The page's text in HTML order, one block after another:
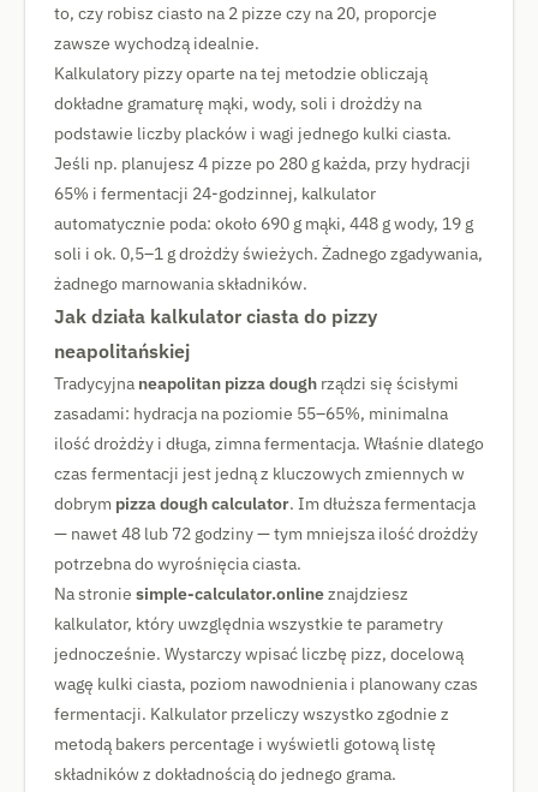
to, czy robisz ciasto na 2 pizze czy na 20, proporcje
zawsze wychodzą idealnie.
Kalkulatory pizzy oparte na tej metodzie obliczają
dokładne gramaturę mąki, wody, soli i drożdży na
podstawie liczby placków i wagi jednego kulki ciasta.
Jeśli np. planujesz 4 pizze po 280 g każda, przy hydracji
65% i fermentacji 24-godzinnej, kalkulator
automatycznie poda: około 690 g mąki, 448 g wody, 19 g
soli i ok. 0,5–1 g drożdży świeżych. Żadnego zgadywania,
żadnego marnowania składników.
Jak działa kalkulator ciasta do pizzy
neapolitańskiej
Tradycyjna neapolitan pizza dough rządzi się ścisłymi
zasadami: hydracja na poziomie 55–65%, minimalna
ilość drożdży i długa, zimna fermentacja. Właśnie dlatego
czas fermentacji jest jedną z kluczowych zmiennych w
dobrym pizza dough calculator. Im dłuższa fermentacja
— nawet 48 lub 72 godziny — tym mniejsza ilość drożdży
potrzebna do wyrośnięcia ciasta.
Na stronie simple-calculator.onlineznajdziesz
kalkulator, który uwzględnia wszystkie te parametry
jednocześnie. Wystarczy wpisać liczbę pizz, docelową
wagę kulki ciasta, poziom nawodnienia i planowany czas
fermentacji. Kalkulator przeliczy wszystko zgodnie z
metodą bakers percentage i wyświetli gotową listę
składników z dokładnością do jednego grama.